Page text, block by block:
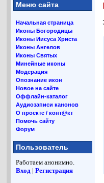
Меню сайта
Начальная страница
Иконы Богородицы
Иконы Иисуса Христа
Иконы Ангелов
Иконы Святых
Минейные иконы
Модерация
Опознание икон
Новое на сайте
Оффлайн-каталог
Аудиозаписи канонов
О проекте / конт@кт
Помочь сайту
Форум
Пользователь
Работаем анонимно.
Вход |Регистрация